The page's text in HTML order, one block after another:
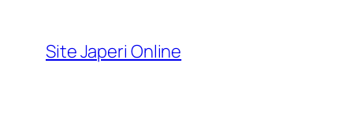
Site Japeri Online